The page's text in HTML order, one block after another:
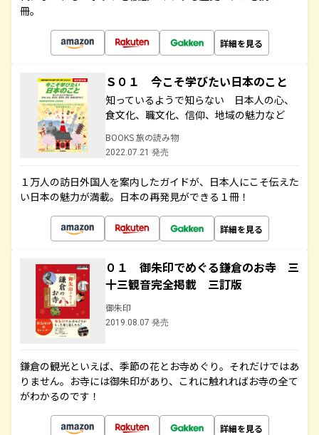
冊。
詳細を見る
Ｓ０１ 今こそ学びたい日本のこと
知っているようで知らない 日本人の心、
食文化、職文化、信仰、地域の魅力など
BOOKS 旅の読み物
2022.07.21 発売
１万人の訪日外国人を案内したガイドが、日本人にこそ伝えた
い日本の魅力が満載。日本の再発見ができる１冊！
詳細を見る
０１ 御朱印でめぐる鎌倉のお寺 三
十三観音完全掲載 三訂版
御朱印
2019.08.07 発売
鎌倉の観光といえば、季節の花とお寺めぐり。それだけではあ
りません。お寺には御朱印があり、これに触れればお寺の全て
がわかるのです！
詳細を見る